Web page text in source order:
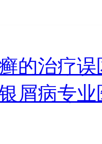
的治疗
屑病专业